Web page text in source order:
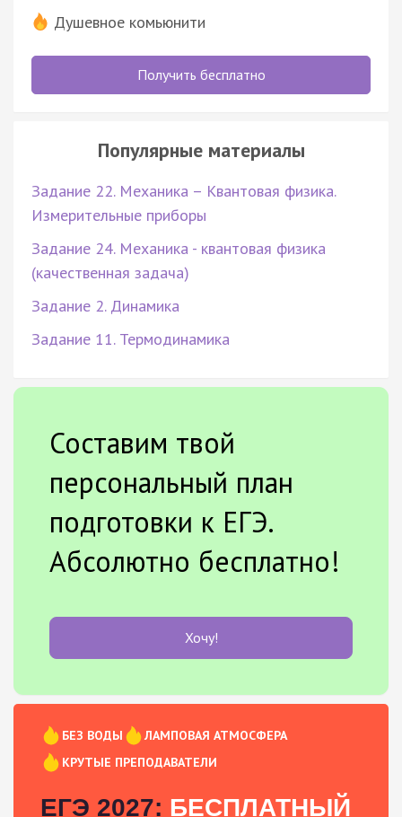
Душевное комьюнити
Получить бесплатно
Популярные материалы
Задание 22. Механика – Квантовая физика.
Измерительные приборы
Задание 24. Механика - квантовая физика
(качественная задача)
Задание 2. Динамика
Задание 11. Термодинамика
Составим твой
персональный план
подготовки к ЕГЭ.
Абсолютно бесплатно!
Хочу!
БЕЗ ВОДЫ
ЛАМПОВАЯ АТМОСФЕРА
КРУТЫЕ ПРЕПОДАВАТЕЛИ
ЕГЭ 2027: БЕСПЛАТНЫЙ